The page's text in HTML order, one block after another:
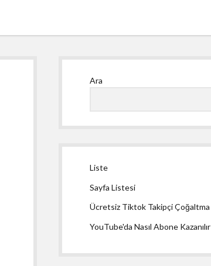
Ara
Liste
Sayfa Listesi
Ücretsiz Tiktok Takipçi Çoğaltma
YouTube'da Nasıl Abone Kazanılır